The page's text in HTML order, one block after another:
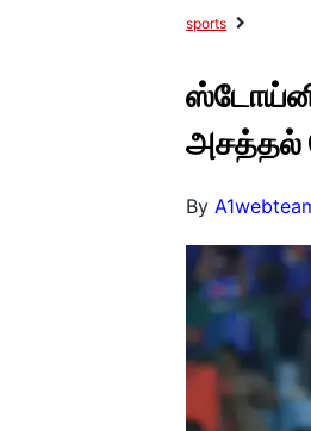
sports
அசத்தல்
By